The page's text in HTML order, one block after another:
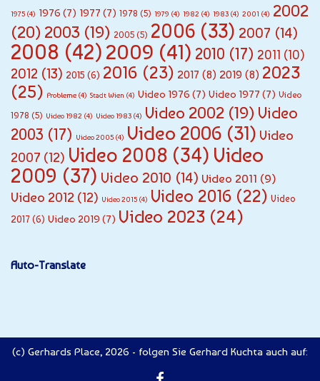
1975 (4) 1976 (7) 1977 (7) 1978 (5) 1979 (4) 1982 (4) 1983 (4) 2001 (4) 2002
(20) 2003 (19) 2005 (5) 2006 (33) 2007 (14)
2008 (42) 2009 (41) 2010 (17) 2011 (10)
2012 (13) 2015 (6) 2016 (23) 2017 (8) 2019 (8) 2023
(25) Probleme (4) Stadt Wien (4) Video 1976 (7) Video 1977 (7) Video
1978 (5) Video 1982 (4) Video 1983 (4) Video 2002 (19) Video
2003 (17) Video 2005 (4) Video 2006 (31) Video
2007 (12) Video 2008 (34) Video
2009 (37) Video 2010 (14) Video 2011 (9)
Video 2012 (12) Video 2015 (4) Video 2016 (22) Video
2017 (6) Video 2019 (7) Video 2023 (24)
Auto-Translate
(c) Gerhards Place, 2026 - folgen Sie Gerhard Kuchta auch auf: